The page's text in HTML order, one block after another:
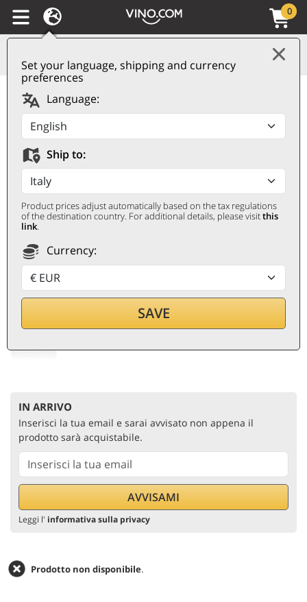
Set your language, shipping and currency
preferences
Language:
Ship to:
Product prices adjust automatically based on the tax regulations
of the destination country. For additional details, please visitthis
link.
Currency:
SAVE
0
Vodka Original Russian
Standard
RUSSIAN STANDARD
0,7 ℓ
13,40€
IN ARRIVO
Inserisci la tua email e sarai avvisato non appena il
prodotto sarà acquistabile.
Leggi l' informativa sulla privacy
Prodotto non disponibile.